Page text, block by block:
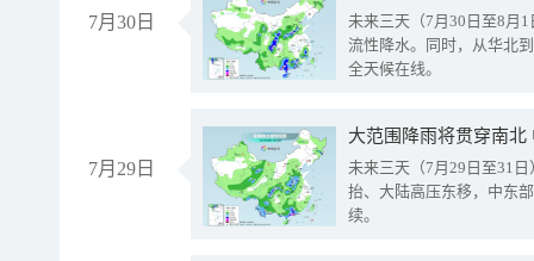
7月30日
未来三天（7月30日至8月
流性降水。同时，从华北
全天候在线。
7月29日
大范围降雨将贯穿南
未来三天（7月29日至31
抬、大陆高压东移，中东
续。